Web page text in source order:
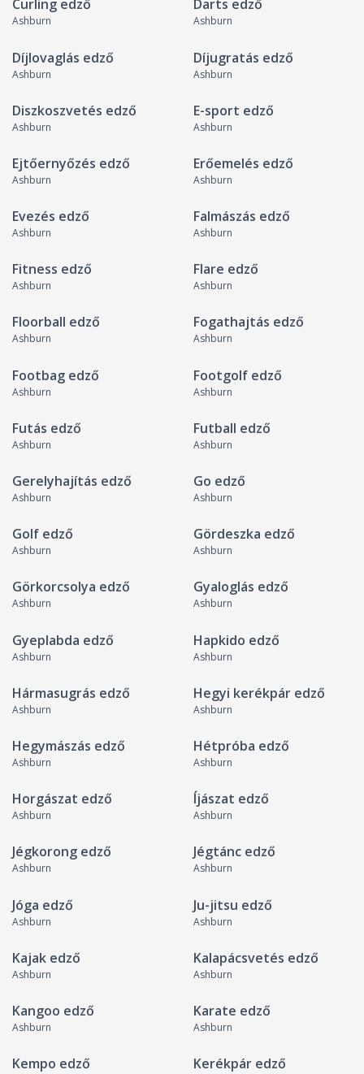
Curling edző
Ashburn
Darts edző
Ashburn
Díjlovaglás edző
Ashburn
Díjugratás edző
Ashburn
Diszkoszvetés edző
Ashburn
E-sport edző
Ashburn
Ejtőernyőzés edző
Ashburn
Erőemelés edző
Ashburn
Evezés edző
Ashburn
Falmászás edző
Ashburn
Fitness edző
Ashburn
Flare edző
Ashburn
Floorball edző
Ashburn
Fogathajtás edző
Ashburn
Footbag edző
Ashburn
Footgolf edző
Ashburn
Futás edző
Ashburn
Futball edző
Ashburn
Gerelyhajítás edző
Ashburn
Go edző
Ashburn
Golf edző
Ashburn
Gördeszka edző
Ashburn
Görkorcsolya edző
Ashburn
Gyaloglás edző
Ashburn
Gyeplabda edző
Ashburn
Hapkido edző
Ashburn
Hármasugrás edző
Ashburn
Hegyi kerékpár edző
Ashburn
Hegymászás edző
Ashburn
Hétpróba edző
Ashburn
Horgászat edző
Ashburn
Íjászat edző
Ashburn
Jégkorong edző
Ashburn
Jégtánc edző
Ashburn
Jóga edző
Ashburn
Ju-jitsu edző
Ashburn
Kajak edző
Ashburn
Kalapácsvetés edző
Ashburn
Kangoo edző
Ashburn
Karate edző
Ashburn
Kempo edző Kerékpár edző